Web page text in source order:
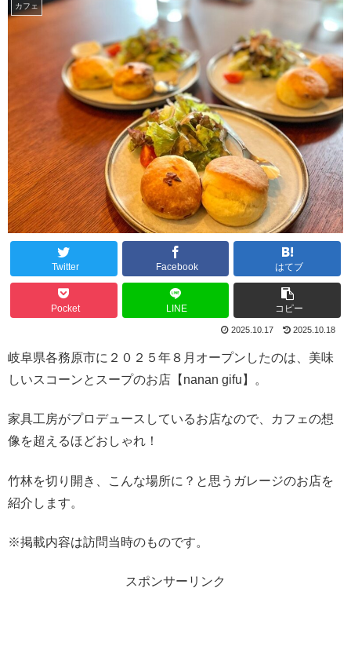
カフェ
Twitter Facebook はてブ
Pocket LINE コピー
2025.10.17 2025.10.18
岐阜県各務原市に２０２５年８月オープンしたのは、美味
しいスコーンとスープのお店【nanan gifu】。
家具工房がプロデュースしているお店なので、カフェの想
像を超えるほどおしゃれ！
竹林を切り開き、こんな場所に？と思うガレージのお店を
紹介します。
※掲載内容は訪問当時のものです。
スポンサーリンク